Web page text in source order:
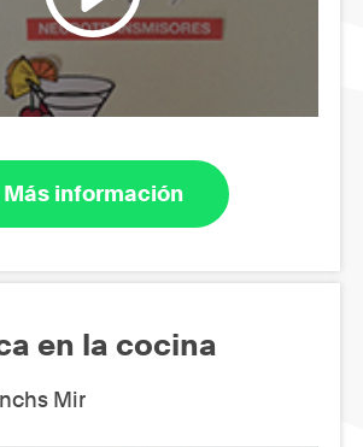
Más información
en la cocina
Mir